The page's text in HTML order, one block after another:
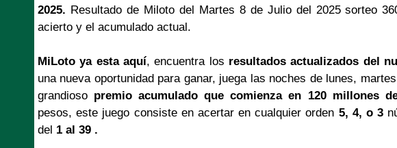
2025. Resultado de Miloto del Martes 8 de Julio del 2025 sorteo
acierto y el acumulado actual.
MiLoto ya esta aquí, encuentra los resultados actualizados del
una nueva oportunidad para ganar, juega las noches de lunes,
grandioso premio acumulado que comienza en 120 millones
pesos, este juego consiste en acertar en cualquier orden 5, 4, o 3
del 1 al 39 .